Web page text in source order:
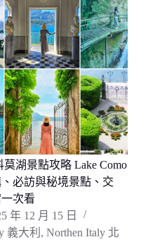
莫湖景點攻略 Lake Como
必訪與秘境景點、交
次看
年 12 月 15 日
義大利 , Northen Italy 北